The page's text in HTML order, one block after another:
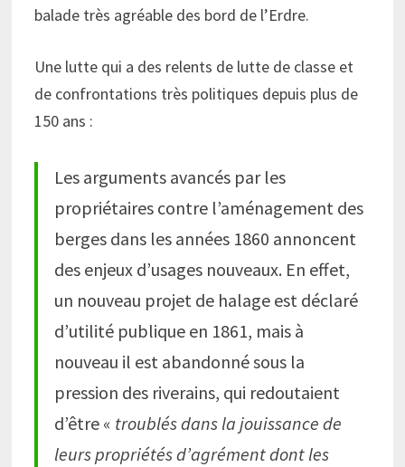
balade très agréable des bord de l’Erdre.
Une lutte qui a des relents de lutte de classe et
de confrontations très politiques depuis plus de
150 ans :
Les arguments avancés par les
propriétaires contre l’aménagement des
berges dans les années 1860 annoncent
des enjeux d’usages nouveaux. En effet,
un nouveau projet de halage est déclaré
d’utilité publique en 1861, mais à
nouveau il est abandonné sous la
pression des riverains, qui redoutaient
d’être « troublés dans la jouissance de
leurs propriétés d’agrément dont les